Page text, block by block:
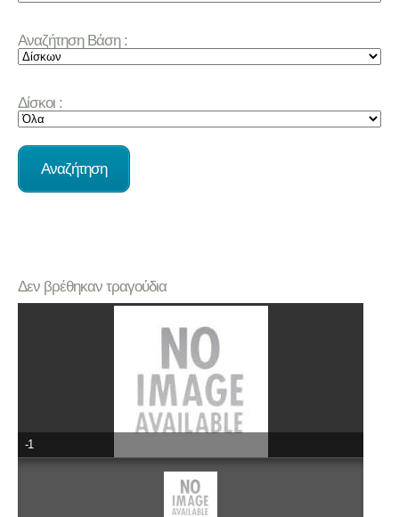
Αναζήτηση Βάση :
Δίσκοι :
Δεν βρέθηκαν τραγούδια
-1